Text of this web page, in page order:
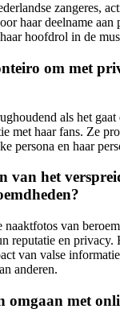
zangeres,
haar deelname aan
hoofdrol in de
om met
als het gaat
met haar fans. Ze
persona en haar
van het
van
reputatie en
van valse
anderen.
omgaan met